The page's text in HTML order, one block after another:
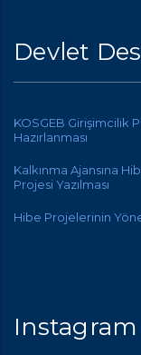
Devlet
KOSGEB Girişimcilik
Hazırlanması
Kalkınma Ajansına
Projesi Yazılması
Hibe Projelerinin
Instagram